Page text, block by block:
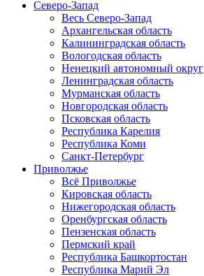
Северо-Запад
Весь Северо-Запад
Архангельская область
Калининградская область
Вологодская область
Ненецкий автономный округ
Ленинградская область
Мурманская область
Новгородская область
Псковская область
Республика Карелия
Республика Коми
Санкт-Петербург
Приволжье
Всё Приволжье
Кировская область
Нижегородская область
Оренбургская область
Пензенская область
Пермский край
Республика Башкортостан
Республика Марий Эл